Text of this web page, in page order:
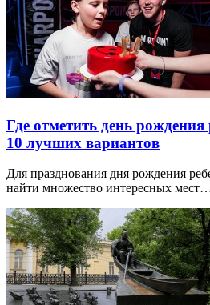
Где отметить день
10 лучших вариантов
Для празднования дня рождения
найти множество интересных